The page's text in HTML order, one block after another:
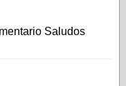
Saludos